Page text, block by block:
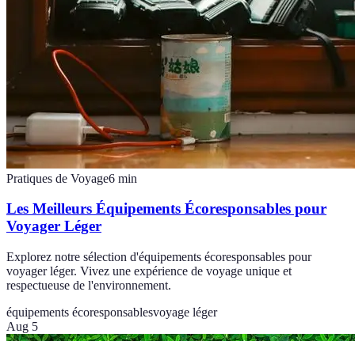
Pratiques de Voyage6 min
Les Meilleurs Équipements Écoresponsables pour
Voyager Léger
Explorez notre sélection d'équipements écoresponsables pour
voyager léger. Vivez une expérience de voyage unique et
respectueuse de l'environnement.
équipements écoresponsablesvoyage léger
Aug 5